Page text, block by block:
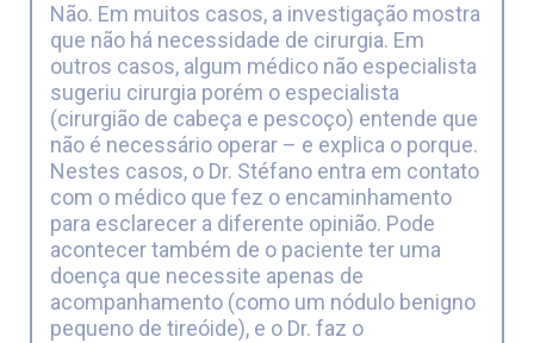
Não. Em muitos casos, a investigação mostra
que não há necessidade de cirurgia. Em
outros casos, algum médico não especialista
sugeriu cirurgia porém o especialista
(cirurgião de cabeça e pescoço) entende que
não é necessário operar – e explica o porque.
Nestes casos, o Dr. Stéfano entra em contato
com o médico que fez o encaminhamento
para esclarecer a diferente opinião. Pode
acontecer também de o paciente ter uma
doença que necessite apenas de
acompanhamento (como um nódulo benigno
pequeno de tireóide), e o Dr. faz o